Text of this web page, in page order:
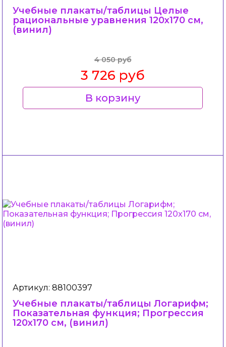
Учебные плакаты/таблицы Целые
рациональные уравнения 120x170 см,
(винил)
4 050 руб
3 726 руб
В корзину
Артикул: 88100397
Учебные плакаты/таблицы Логарифм;
Показательная функция; Прогрессия
120x170 см, (винил)